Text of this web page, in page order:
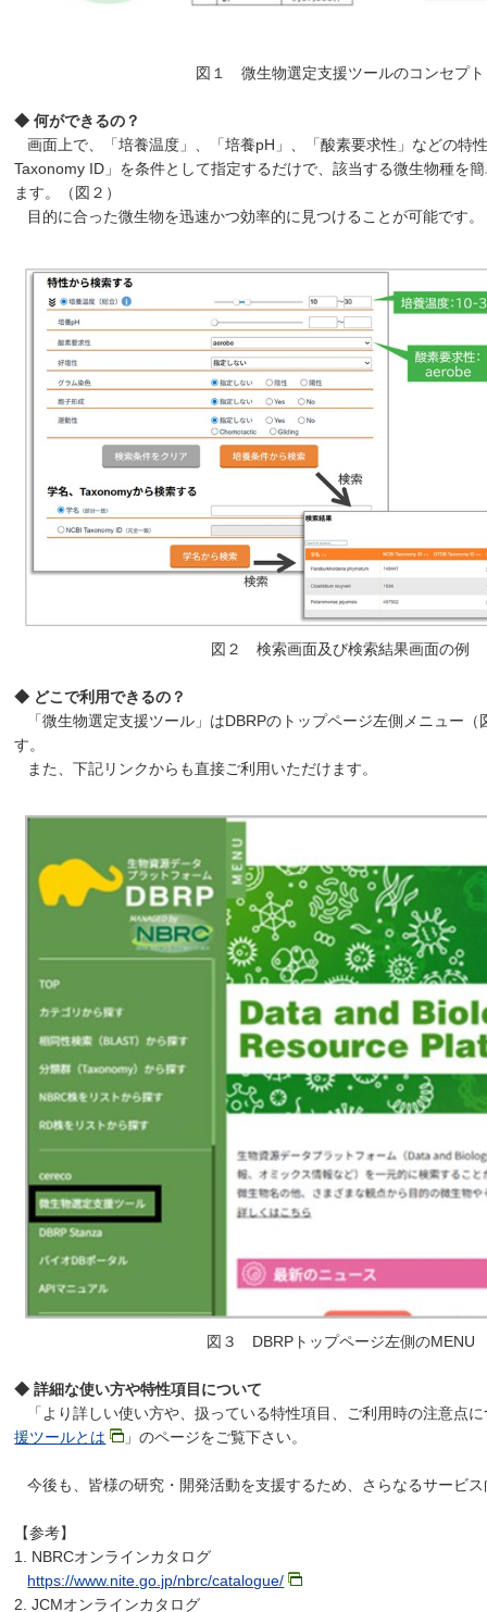
図１ 微生物選定支援ツールのコンセプト
◆ 何ができるの？
画面上で、「培養温度」、「培養pH」、「酸素要求性」などの特
Taxonomy ID」を条件として指定するだけで、該当する微生物種を
ます。（図２）
目的に合った微生物を迅速かつ効率的に見つけることが可能です。
図２ 検索画面及び検索結果画面の例
◆ どこで利用できるの？
「微生物選定支援ツール」はDBRPのトップページ左側メニュー
す。
また、下記リンクからも直接ご利用いただけます。
図３ DBRPトップページ左側のMENU
◆ 詳細な使い方や特性項目について
「より詳しい使い方や、扱っている特性項目、ご利用時の注意点
援ツールとは
」のページをご覧下さい。
今後も、皆様の研究・開発活動を支援するため、さらなるサービ
【参考】
1. NBRCオンラインカタログ
https://www.nite.go.jp/nbrc/catalogue/
2. JCMオンラインカタログ